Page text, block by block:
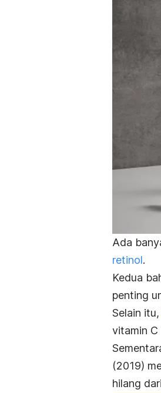
Ada
retinol.
Kedua
penting
Selain itu,
vitamin C
(2019)
hilang